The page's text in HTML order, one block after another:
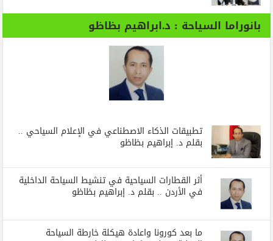
بانوراما السياحة : د.ابراهيم بظاظو
تطبيقات الذكاء الاصطناعي في الإعلام السياحي ..
بقلم د. إبراهيم بظاظو
أثر القطارات السياحية في تنشيط السياحة الداخلية
في الأردن .. بقلم د. إبراهيم بظاظو
ما بعد كورونا واعادة هيكلة خارطة السياحة